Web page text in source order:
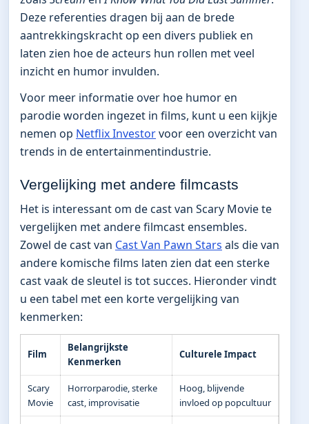
Deze referenties dragen bij aan de brede
aantrekkingskracht op een divers publiek en
laten zien hoe de acteurs hun rollen met veel
inzicht en humor invulden.
Voor meer informatie over hoe humor en
parodie worden ingezet in films, kunt u een kijkje
nemen op Netflix Investorvoor een overzicht van
trends in de entertainmentindustrie.
Vergelijking met andere filmcasts
Het is interessant om de cast van Scary Movie te
vergelijken met andere filmcast ensembles.
Zowel de cast van Cast Van Pawn Stars als die van
andere komische films laten zien dat een sterke
cast vaak de sleutel is tot succes. Hieronder vindt
u een tabel met een korte vergelijking van
kenmerken:
Film
Belangrijkste
Kenmerken
Culturele Impact
Scary
Movie
Horrorparodie, sterke
cast, improvisatie
Hoog, blijvende
invloed op popcultuur